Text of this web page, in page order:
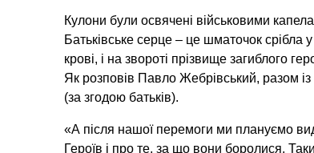
Кулони були освячені військовими
Батьківське серце – це шматочок
крові, і на звороті прізвище загиблого
Як розповів Павло Жебрівський, разом
(за згодою батьків).
«А після нашої перемоги ми плануємо
Героїв і про те, за що вони боролися.